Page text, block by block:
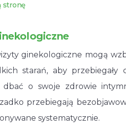
stronę
ginekologiczne mogą
starań, aby
dbać o swoje zdrowie
przebiegają
systematycznie.